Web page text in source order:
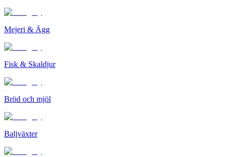
Mejeri & Ägg
Fisk & Skaldjur
Bröd och mjöl
Baljväxter